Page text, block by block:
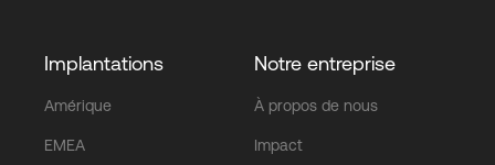
Implantations
Amérique
EMEA
Notre entreprise
À propos de nous
Impact